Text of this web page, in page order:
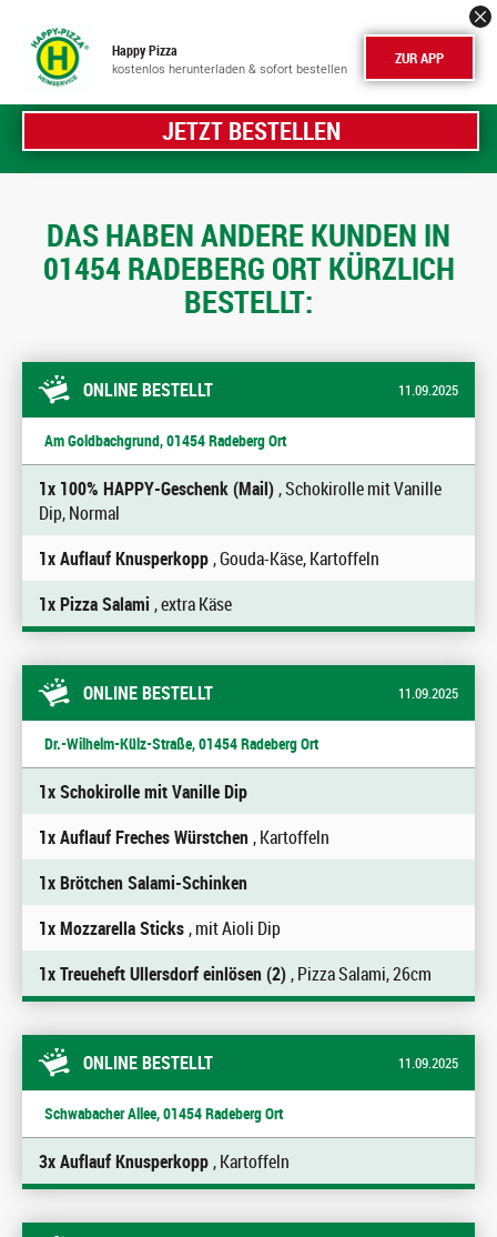
Happy Pizza
kostenlos herunterladen & sofort bestellen ZUR APP
JETZT BESTELLEN
DAS HABEN ANDERE KUNDEN IN
01454 RADEBERG ORT KÜRZLICH
BESTELLT:
ONLINE BESTELLT 11.09.2025
Am Goldbachgrund, 01454 Radeberg Ort
1x 100% HAPPY-Geschenk (Mail), Schokirolle mit Vanille
Dip, Normal
1x Auflauf Knusperkopp, Gouda-Käse, Kartoffeln
1x Pizza Salami , extra Käse
ONLINE BESTELLT 11.09.2025
Dr.-Wilhelm-Külz-Straße, 01454 Radeberg Ort
1x Schokirolle mit Vanille Dip
1x Auflauf Freches Würstchen, Kartoffeln
1x Brötchen Salami-Schinken
1x Mozzarella Sticks, mit Aioli Dip
1x Treueheft Ullersdorf einlösen (2), Pizza Salami, 26cm
ONLINE BESTELLT 11.09.2025
Schwabacher Allee, 01454 Radeberg Ort
3x Auflauf Knusperkopp, Kartoffeln